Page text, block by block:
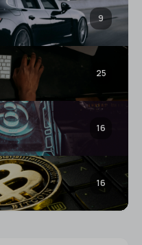
9
25
16
16